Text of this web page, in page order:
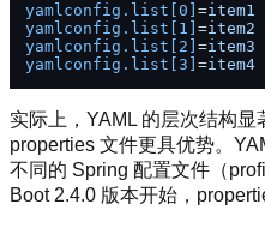
yamlconfig.list[0] =item1
yamlconfig.list[1] =item2
yamlconfig.list[2] =item3
yamlconfig.list[3] =item4
实际上，YAML 的层次结构
properties 文件更具优势。
不同的 Spring 配置文件（
Boot 2.4.0 版本开始，